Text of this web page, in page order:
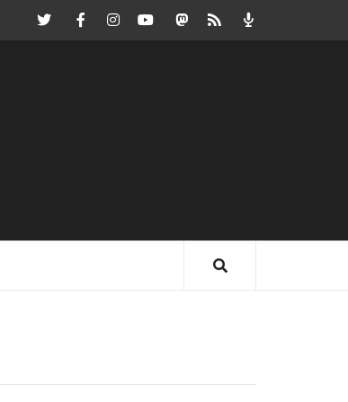
TwitterFacebookInstagramYoutubeMastodon.eus
RSS Podcast